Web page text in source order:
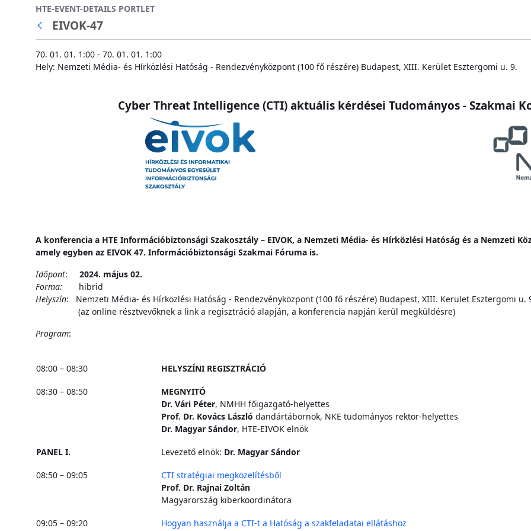
Ugrás a fő tartalomhoz
HTE-EVENT-DETAILS PORTLET
EIVOK-47
70. 01. 01. 1:00 - 70. 01. 01. 1:00
Hely: Nemzeti Média- és Hírközlési Hatóság - Rendezvényközpont (100 fő részére) Budapest, XIII. Kerület Esztergomi u. 9.
Cyber Threat Intelligence (CTI) aktuális kérdései Tudományos - Szakmai
A konferencia a HTE Információbiztonsági Szakosztály – EIVOK, a Nemzeti Média- és Hírközlési Hatóság és a Nemzeti
amely egyben az EIVOK 47. Információbiztonsági Szakmai Fóruma is.
Időpont: 2024. május 02.
Forma: hibrid
Helyszín: Nemzeti Média- és Hírközlési Hatóság - Rendezvényközpont (100 fő részére) Budapest, XIII. Kerület Esztergomi u.
(az online résztvevőknek a link a regisztráció alapján, a konferencia napján kerül megküldésre)
Program:
08:00 – 08:30 HELYSZÍNI REGISZTRÁCIÓ
08:30 – 08:50
MEGNYITÓ
Dr. Vári Péter, NMHH főigazgató-helyettes
Prof. Dr. Kovács László dandártábornok, NKE tudományos rektor-helyettes
Dr. Magyar Sándor, HTE-EIVOK elnök
PANEL I. Levezető elnök: Dr. Magyar Sándor
08:50 – 09:05
CTI stratégiai megközelítésből
Prof. Dr. Rajnai Zoltán
Magyarország kiberkoordinátora
09:05 – 09:20
Hogyan használja a CTI-t a Hatóság a szakfeladatai ellátáshoz